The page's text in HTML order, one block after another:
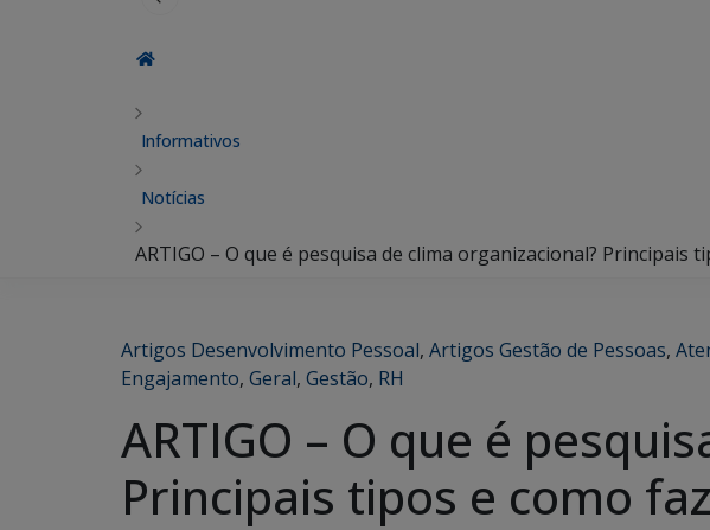
Informativos
Notícias
ARTIGO – O que é pesquisa de clima organizacional? Principais
Artigos Desenvolvimento Pessoal, Artigos Gestão de Pessoas,
Engajamento, Geral, Gestão, RH
ARTIGO – O que é
Principais tipos e como